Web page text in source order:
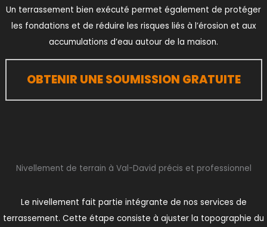
Un terrassement bien exécuté permet également de protéger
les fondations et de réduire les risques liés à l’érosion et aux
accumulations d’eau autour de la maison.
OBTENIR UNE SOUMISSION GRATUITE
Nivellement de terrain à Val-David précis et professionnel
Le nivellement fait partie intégrante de nos services de
terrassement. Cette étape consiste à ajuster la topographie du